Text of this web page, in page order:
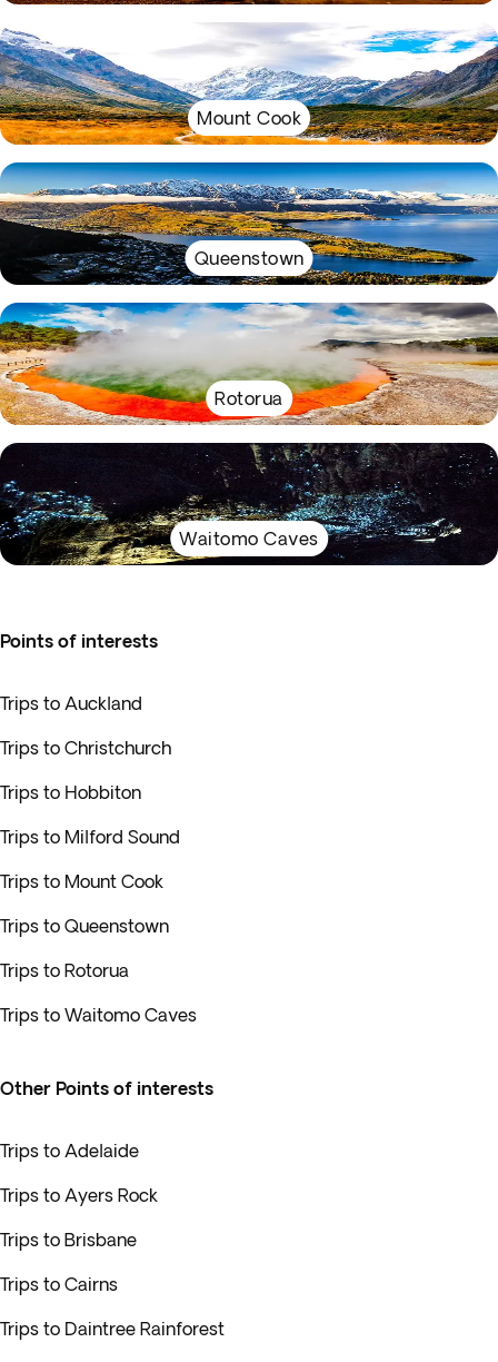
Mount Cook
Queenstown
Rotorua
Waitomo Caves
Points of interests
Trips to Auckland
Trips to Christchurch
Trips to Hobbiton
Trips to Milford Sound
Trips to Mount Cook
Trips to Queenstown
Trips to Rotorua
Trips to Waitomo Caves
Other Points of interests
Trips to Adelaide
Trips to Ayers Rock
Trips to Brisbane
Trips to Cairns
Trips to Daintree Rainforest